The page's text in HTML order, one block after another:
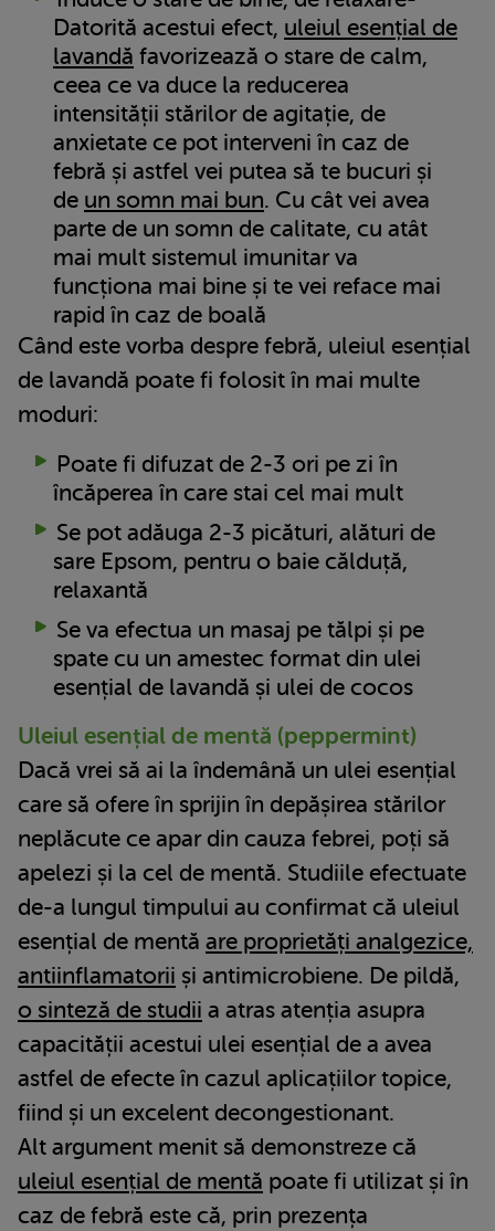
Datorită acestui efect, uleiul esențial de
lavandă favorizează o stare de calm,
ceea ce va duce la reducerea
intensității stărilor de agitație, de
anxietate ce pot interveni în caz de
febră și astfel vei putea să te bucuri și
de un somn mai bun. Cu cât vei avea
parte de un somn de calitate, cu atât
mai mult sistemul imunitar va
funcționa mai bine și te vei reface mai
rapid în caz de boală
Când este vorba despre febră, uleiul esențial
de lavandă poate fi folosit în mai multe
moduri:
Poate fi difuzat de 2-3 ori pe zi în
încăperea în care stai cel mai mult
Se pot adăuga 2-3 picături, alături de
sare Epsom, pentru o baie călduță,
relaxantă
Se va efectua un masaj pe tălpi și pe
spate cu un amestec format din ulei
esențial de lavandă și ulei de cocos
Uleiul esențial de mentă (peppermint)
Dacă vrei să ai la îndemână un ulei esențial
care să ofere în sprijin în depășirea stărilor
neplăcute ce apar din cauza febrei, poți să
apelezi și la cel de mentă. Studiile efectuate
de-a lungul timpului au confirmat că uleiul
esențial de mentă are proprietăți analgezice,
antiinflamatorii și antimicrobiene. De pildă,
o sinteză de studii a atras atenția asupra
capacității acestui ulei esențial de a avea
astfel de efecte în cazul aplicațiilor topice,
fiind și un excelent decongestionant.
Alt argument menit să demonstreze că
uleiul esențial de mentă poate fi utilizat și în
caz de febră este că, prin prezența